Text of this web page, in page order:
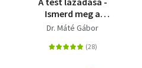
Ismerd meg a
stresszbetegségeket
Dr. Máté Gábor